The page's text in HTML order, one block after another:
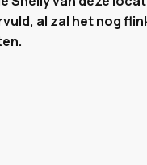
al zal het nog